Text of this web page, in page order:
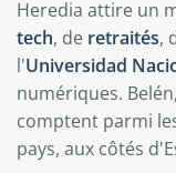
Heredia attire un
tech, de retraités,
l'Universidad
numériques.
comptent parmi
pays, aux côtés